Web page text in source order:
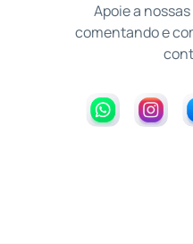
Apoie a
comentando e